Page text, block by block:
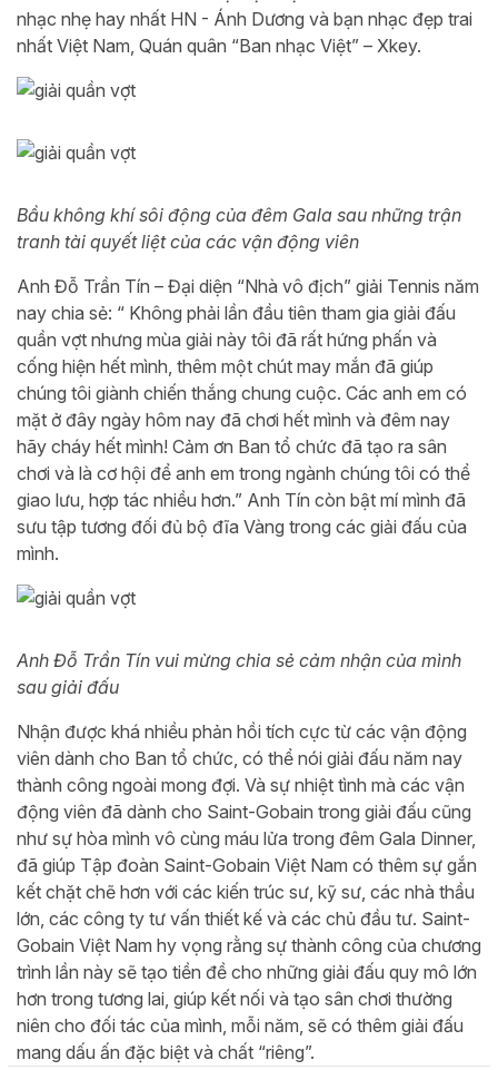
nhạc nhẹ hay nhất HN - Ánh Dương và bạn nhạc đẹp trai
nhất Việt Nam, Quán quân “Ban nhạc Việt” – Xkey.
Bầu không khí sôi động của đêm Gala sau những trận
tranh tài quyết liệt của các vận động viên
Anh Đỗ Trần Tín – Đại diện “Nhà vô địch” giải Tennis năm
nay chia sẻ: “ Không phải lần đầu tiên tham gia giải đấu
quần vợt nhưng mùa giải này tôi đã rất hứng phấn và
cống hiện hết mình, thêm một chút may mắn đã giúp
chúng tôi giành chiến thắng chung cuộc. Các anh em có
mặt ở đây ngày hôm nay đã chơi hết mình và đêm nay
hãy cháy hết mình! Cảm ơn Ban tổ chức đã tạo ra sân
chơi và là cơ hội để anh em trong ngành chúng tôi có thể
giao lưu, hợp tác nhiều hơn.” Anh Tín còn bật mí mình đã
sưu tập tương đối đủ bộ đĩa Vàng trong các giải đấu của
mình.
Anh Đỗ Trần Tín vui mừng chia sẻ cảm nhận của mình
sau giải đấu
Nhận được khá nhiều phản hồi tích cực từ các vận động
viên dành cho Ban tổ chức, có thể nói giải đấu năm nay
thành công ngoài mong đợi. Và sự nhiệt tình mà các vận
động viên đã dành cho Saint-Gobain trong giải đấu cũng
như sự hòa mình vô cùng máu lửa trong đêm Gala Dinner,
đã giúp Tập đoàn Saint-Gobain Việt Nam có thêm sự gắn
kết chặt chẽ hơn với các kiến trúc sư, kỹ sư, các nhà thầu
lớn, các công ty tư vấn thiết kế và các chủ đầu tư. Saint-
Gobain Việt Nam hy vọng rằng sự thành công của chương
trình lần này sẽ tạo tiền đề cho những giải đấu quy mô lớn
hơn trong tương lai, giúp kết nối và tạo sân chơi thường
niên cho đối tác của mình, mỗi năm, sẽ có thêm giải đấu
mang dấu ấn đặc biệt và chất “riêng”.